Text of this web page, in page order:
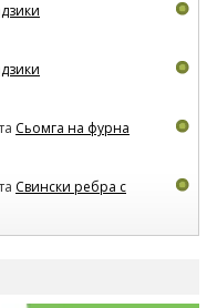
Сьомга на фурна
Свински ребра с